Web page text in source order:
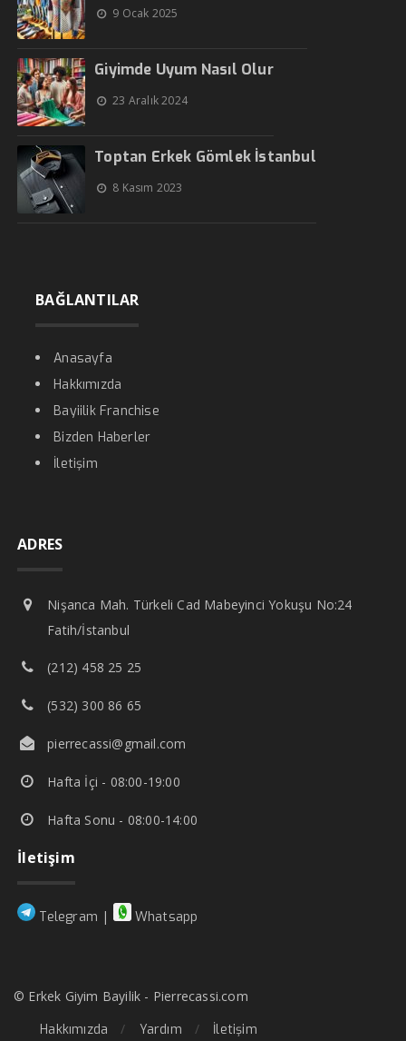
9 Ocak 2025
Giyimde Uyum Nasıl Olur
23 Aralık 2024
Toptan Erkek Gömlek İstanbul
8 Kasım 2023
BAĞLANTILAR
Anasayfa
Hakkımızda
Bayiilik Franchise
Bizden Haberler
İletişim
ADRES
Nişanca Mah. Türkeli Cad Mabeyinci Yokuşu No:24
Fatih/İstanbul
(212) 458 25 25
(532) 300 86 65
pierrecassi@gmail.com
Hafta İçi - 08:00-19:00
Hafta Sonu - 08:00-14:00
İletişim
Telegram | Whatsapp
© Erkek Giyim Bayilik - Pierrecassi.com
Hakkımızda
Yardım İletişim